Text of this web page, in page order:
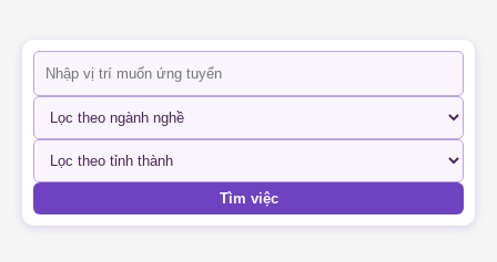
Tìm việc